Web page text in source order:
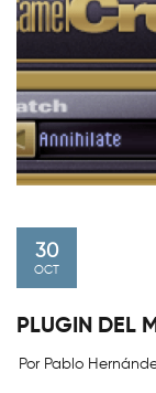
30
OCT
PLUGIN DEL
Por Pablo